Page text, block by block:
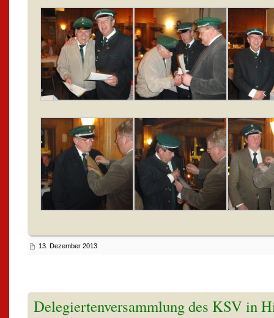
13. Dezember 2013
Delegiertenversammlung des KSV in